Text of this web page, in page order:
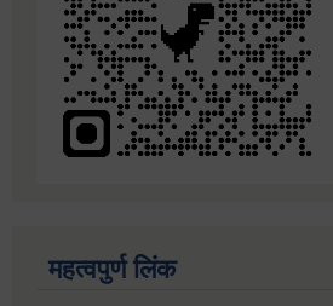
महत्वपुर्ण लिंक